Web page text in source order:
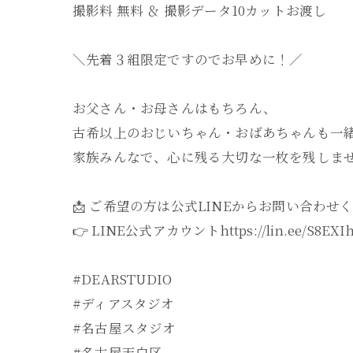
撮影料 無料 ＆ 撮影データ10カットお渡し
＼先着３組限定ですのでお早めに！／
お父さん・お母さんはもちろん、
古希以上のおじいちゃん・おばあちゃんも一緒
家族みんなで、心に残る大切な一枚を残しま
📩 ご希望の方は公式LINEからお問い合わせ
👉 LINE公式アカウントhttps://lin.ee/
#DEARSTUDIO
#ディアスタジオ
#名古屋スタジオ